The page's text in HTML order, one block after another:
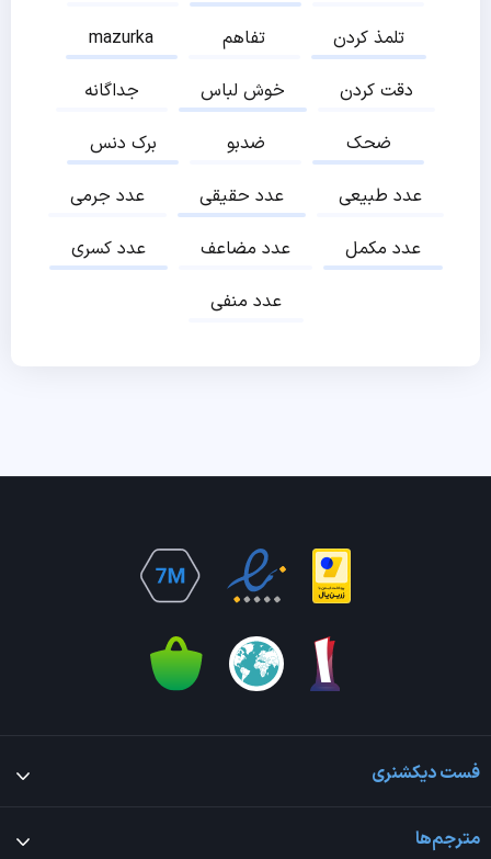
mazurka
تفاهم
تلمذ کردن
جداگانه
خوش لباس
دقت کردن
برک دنس
ضدبو
ضحک
عدد جرمی
عدد حقیقی
عدد طبیعی
عدد کسری
عدد مضاعف
عدد مکمل
عدد منفی
فست دیکشنری
مترجم‌ها